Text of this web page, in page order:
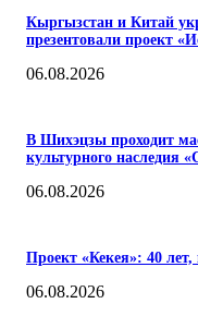
Кыргызстан и Китай
презентовали проект
06.08.2026
В Шихэцзы проходит
культурного наследия
06.08.2026
Проект «Кекея»: 40
06.08.2026